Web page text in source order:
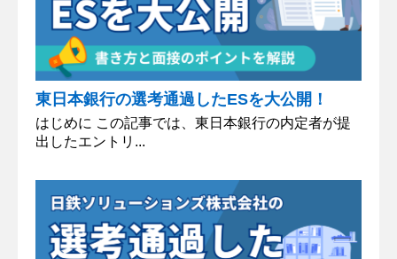
東日本銀行の選考通過したESを大公開！
はじめに この記事では、東日本銀行の内定者が提
出したエントリ...